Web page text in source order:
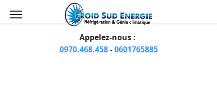
Appelez-nous :
0970.468.458-0601765885